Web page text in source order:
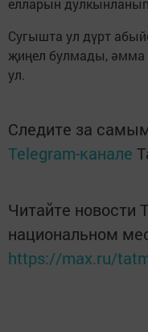
елларын
Сугышта ул дүрт
җиңел булмады, әмма
ул.
Следите за
Telegram-канале
Читайте новости
национальном
https://max.ru/